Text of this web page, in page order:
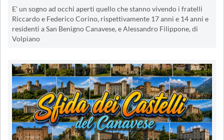
E' un sogno ad occhi aperti quello che stanno vivendo i fratelli
Riccardo e Federico Corino, rispettivamente 17 anni e 14 anni e
residenti a San Benigno Canavese, e Alessandro Filippone, di
Volpiano